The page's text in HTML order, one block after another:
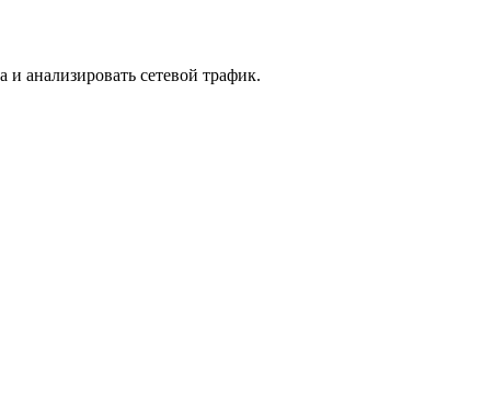
анализировать сетевой трафик.